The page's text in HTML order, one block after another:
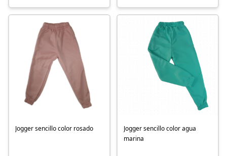
Jogger sencillo color rosado
Jogger sencillo color agua
marina